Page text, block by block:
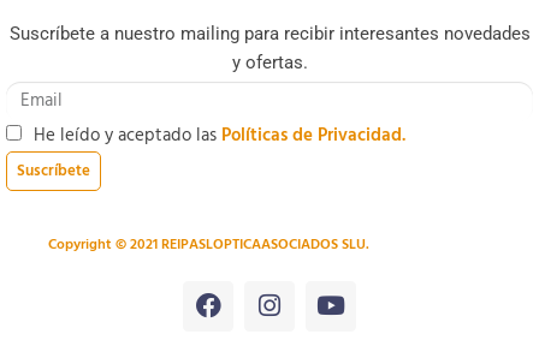
Suscríbete a nuestro mailing para recibir interesantes novedades
y ofertas.
He leído y aceptado las Políticas de Privacidad.
Suscríbete
Copyright © 2021 REIPASLOPTICAASOCIADOS SLU.